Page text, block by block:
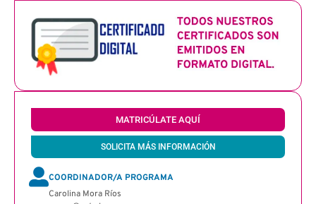
MATRICÚLATE AQUÍ
SOLICITA MÁS INFORMACIÓN
COORDINADOR/A PROGRAMA
Carolina Mora Ríos